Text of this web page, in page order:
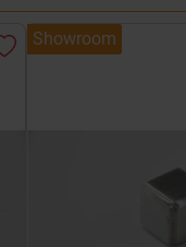
Showroom